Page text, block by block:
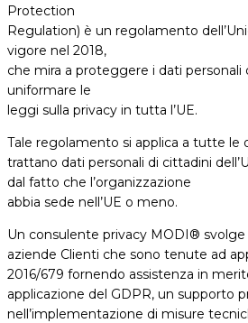
Protection
Regulation) è un regolamento
vigore nel 2018,
che mira a proteggere i dati personali
uniformare le
leggi sulla privacy in tutta l’UE.
Tale regolamento si applica a tutte le
trattano dati personali di cittadini
dal fatto che l’organizzazione
abbia sede nell’UE o meno.
Un consulente privacy MODI®
aziende Clienti che sono tenute ad
2016/679 fornendo assistenza in
applicazione del GDPR, un supporto
nell’implementazione di misure